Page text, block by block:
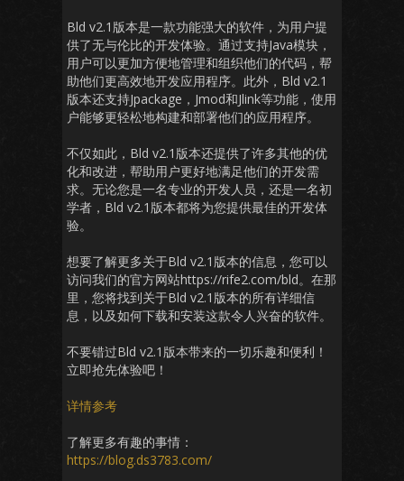
Bld v2.1版本是一款功能强大的软件，为用户提
供了无与伦比的开发体验。通过支持Java模块，
用户可以更加方便地管理和组织他们的代码，帮
助他们更高效地开发应用程序。此外，Bld v2.1
版本还支持Jpackage，Jmod和Jlink等功能，使用
户能够更轻松地构建和部署他们的应用程序。
不仅如此，Bld v2.1版本还提供了许多其他的优
化和改进，帮助用户更好地满足他们的开发需
求。无论您是一名专业的开发人员，还是一名初
学者，Bld v2.1版本都将为您提供最佳的开发体
验。
想要了解更多关于Bld v2.1版本的信息，您可以
访问我们的官方网站https://rife2.com/bld。在那
里，您将找到关于Bld v2.1版本的所有详细信
息，以及如何下载和安装这款令人兴奋的软件。
不要错过Bld v2.1版本带来的一切乐趣和便利！
立即抢先体验吧！
详情参考
了解更多有趣的事情：
https://blog.ds3783.com/